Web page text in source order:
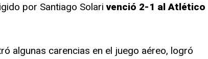
por Santiago Solarivenció 2-1 al Atlético
algunas carencias en el juego aéreo, logró